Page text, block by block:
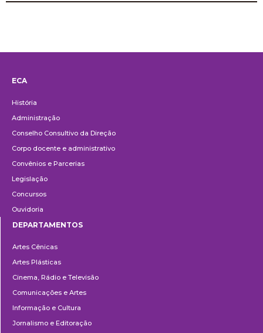
ECA
História
Administração
Conselho Consultivo da Direção
Corpo docente e administrativo
Convênios e Parcerias
Legislação
Concursos
Ouvidoria
DEPARTAMENTOS
Artes Cênicas
Artes Plásticas
Cinema, Rádio e Televisão
Comunicações e Artes
Informação e Cultura
Jornalismo e Editoração